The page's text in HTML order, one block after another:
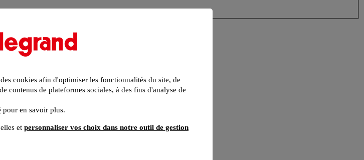
cookies afin d'optimiser les fonctionnalités du site, de
contenus de plateformes sociales, à des fins d'analyse de
pour en savoir plus.
et personnaliser vos choix dans notre outil de gestion